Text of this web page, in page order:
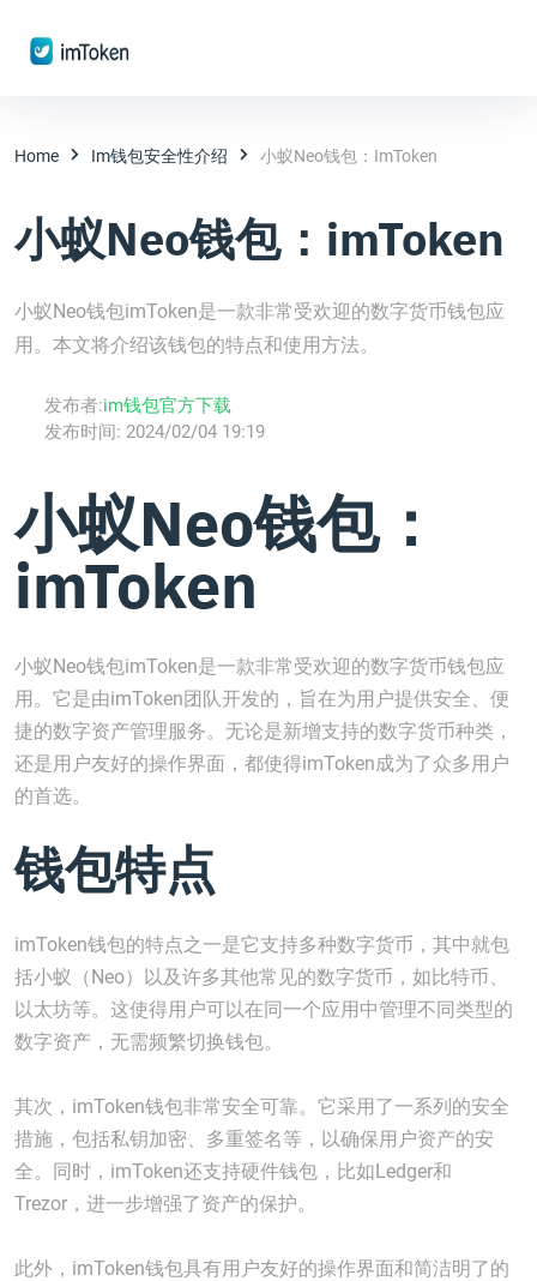
Home Im钱包安全性介绍 小蚁Neo钱包：imToken
小蚁Neo钱包：imToken
小蚁Neo钱包imToken是一款非常受欢迎的数字货币钱包应
用。本文将介绍该钱包的特点和使用方法。
发布者:im钱包官方下载
发布时间: 2024/02/04 19:19
小蚁Neo钱包：
imToken
小蚁Neo钱包imToken是一款非常受欢迎的数字货币钱包应
用。它是由imToken团队开发的，旨在为用户提供安全、便
捷的数字资产管理服务。无论是新增支持的数字货币种类，
还是用户友好的操作界面，都使得imToken成为了众多用户
的首选。
钱包特点
imToken钱包的特点之一是它支持多种数字货币，其中就包
括小蚁（Neo）以及许多其他常见的数字货币，如比特币、
以太坊等。这使得用户可以在同一个应用中管理不同类型的
数字资产，无需频繁切换钱包。
其次，imToken钱包非常安全可靠。它采用了一系列的安全
措施，包括私钥加密、多重签名等，以确保用户资产的安
全。同时，imToken还支持硬件钱包，比如Ledger和
Trezor，进一步增强了资产的保护。
此外，imToken钱包具有用户友好的操作界面和简洁明了的